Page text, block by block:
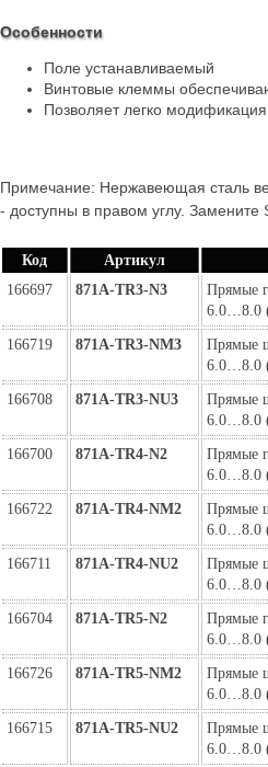
Особенности
Поле устанавливаемый
Винтовые клеммы
Позволяет легко
Примечание: Нержавеющая сталь
- доступны в правом углу. Замените
Код Артикул
166697
871A-TR3-N3
Прямые
6.0…8.0
166719 871A-TR3-NM3
Прямые
6.0…8.0
166708 871A-TR3-NU3
Прямые
6.0…8.0
166700 871A-TR4-N2
Прямые
6.0…8.0
166722 871A-TR4-NM2
Прямые
6.0…8.0
166711 871A-TR4-NU2
Прямые
6.0…8.0
166704 871A-TR5-N2
Прямые
6.0…8.0
166726 871A-TR5-NM2
Прямые
6.0…8.0
166715 871A-TR5-NU2
Прямые
6.0…8.0